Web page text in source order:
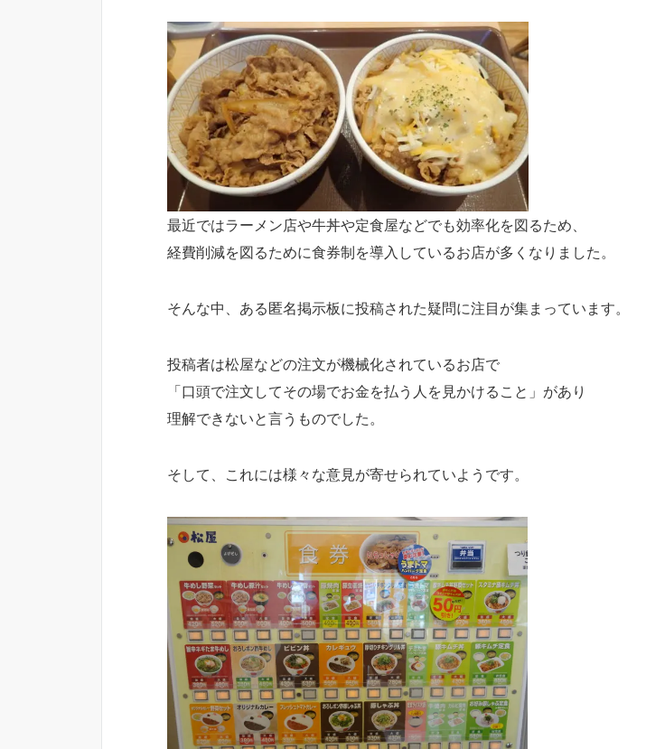
最近ではラーメン店や牛丼や定食屋などでも効率化を図るため、
経費削減を図るために食券制を導入しているお店が多くなりました。
そんな中、ある匿名掲示板に投稿された疑問に注目が集まっています。
投稿者は松屋などの注文が機械化されているお店で
「口頭で注文してその場でお金を払う人を見かけること」があり
理解できないと言うものでした。
そして、これには様々な意見が寄せられていようです。